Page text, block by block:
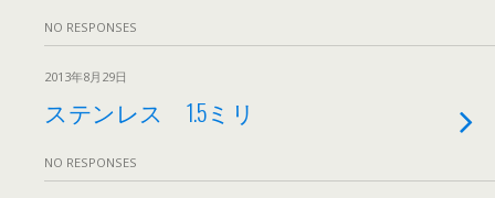
NO RESPONSES
2013年8月29日
ステンレス 1.5ミリ
NO RESPONSES